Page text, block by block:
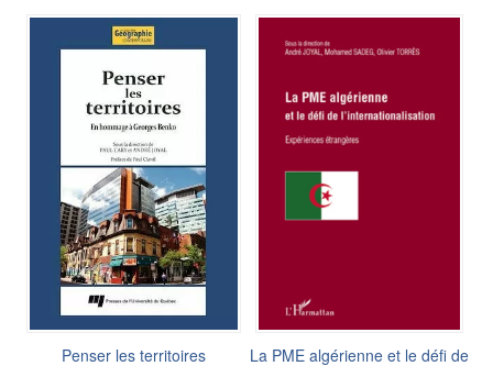
Penser les territoires
La PME algérienne et le défi de